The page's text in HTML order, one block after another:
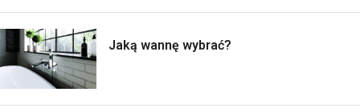
Jaką wannę wybrać?